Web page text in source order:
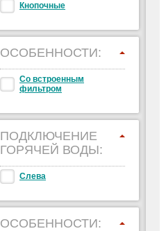
Кнопочные
ОСОБЕННОСТИ:
Со встроенным
фильтром
ПОДКЛЮЧЕНИЕ
ГОРЯЧЕЙ ВОДЫ:
Слева
ОСОБЕННОСТИ: